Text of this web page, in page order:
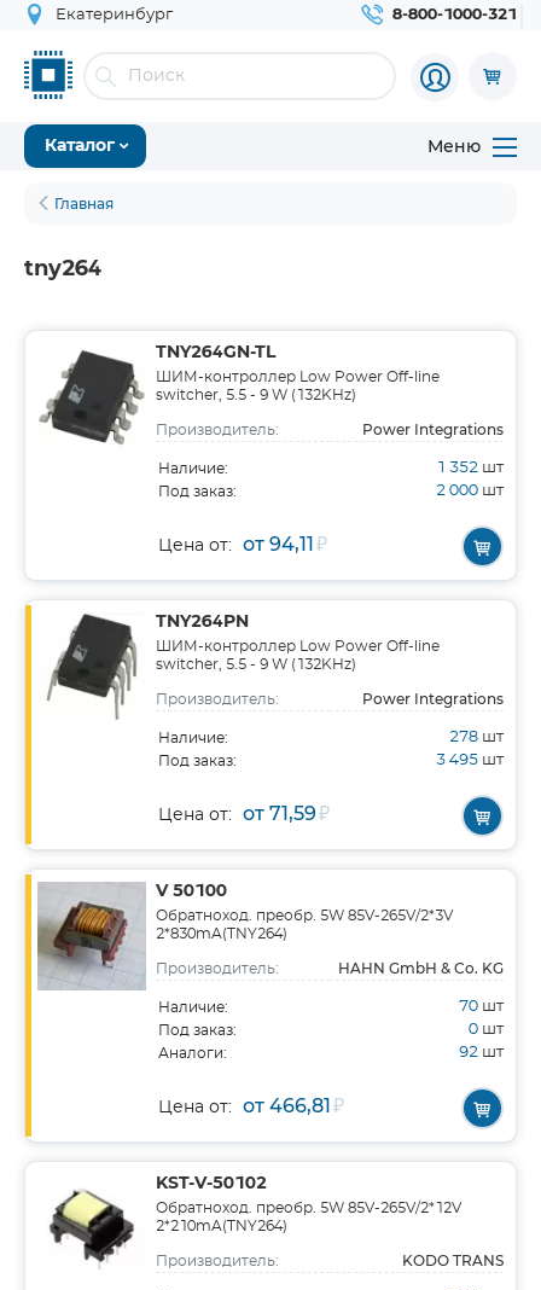
Екатеринбург 8-800-1000-321
Каталог Меню
Главная
tny264
TNY264GN-TL
ШИМ-контроллер Low Power Off-line
switcher, 5.5 - 9 W (132KHz)
Производитель: Power Integrations
Наличие: 1 352 шт
Под заказ: 2 000 шт
Цена от: от 94,11₽
TNY264PN
ШИМ-контроллер Low Power Off-line
switcher, 5.5 - 9 W (132KHz)
Производитель: Power Integrations
Наличие: 278 шт
Под заказ: 3 495 шт
Цена от: от 71,59₽
V 50100
Обратноход. преобр. 5W 85V-265V/2*3V
2*830mA(TNY264)
Производитель: HAHN GmbH & Co. KG
Наличие: 70 шт
Под заказ: 0 шт
Аналоги: 92 шт
Цена от: от 466,81₽
KST-V-50102
Обратноход. преобр. 5W 85V-265V/2*12V
2*210mA(TNY264)
Производитель: KODO TRANS